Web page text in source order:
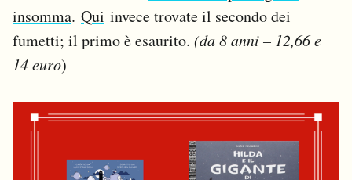
insomma. Qui invece trovate il secondo dei
fumetti; il primo è esaurito. (da 8 anni – 12,66 e
14 euro)